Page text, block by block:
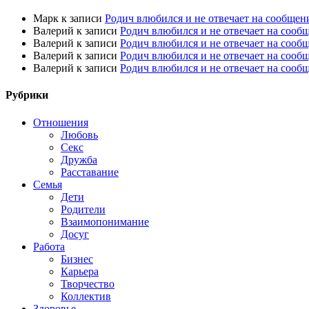
Марк к записи Родич влюбился и не отвечает на
Валерий к записи Родич влюбился и не отвечает на
Валерий к записи Родич влюбился и не отвечает на
Валерий к записи Родич влюбился и не отвечает на
Валерий к записи Родич влюбился и не отвечает на
Рубрики
Отношения
Любовь
Секс
Дружба
Расставание
Семья
Дети
Родители
Взаимопонимание
Досуг
Работа
Бизнес
Карьера
Творчество
Коллектив